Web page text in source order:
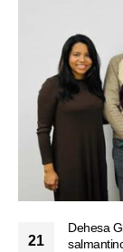
21
Dehesa